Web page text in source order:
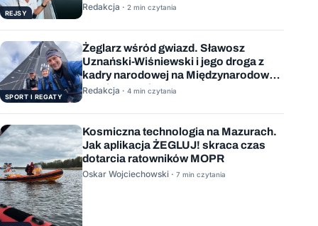
REJSY
Redakcja · 2 min czytania
SPORT I REGATY
Żeglarz wśród gwiazd. Sławosz
Uznański-Wiśniewski i jego droga z
kadry narodowej na Międzynarodową
Stację Kosmiczną
Redakcja · 4 min czytania
Kosmiczna technologia na Mazurach.
Jak aplikacja ŻEGLUJ! skraca czas
dotarcia ratowników MOPR
Oskar Wojciechowski · 7 min czytania